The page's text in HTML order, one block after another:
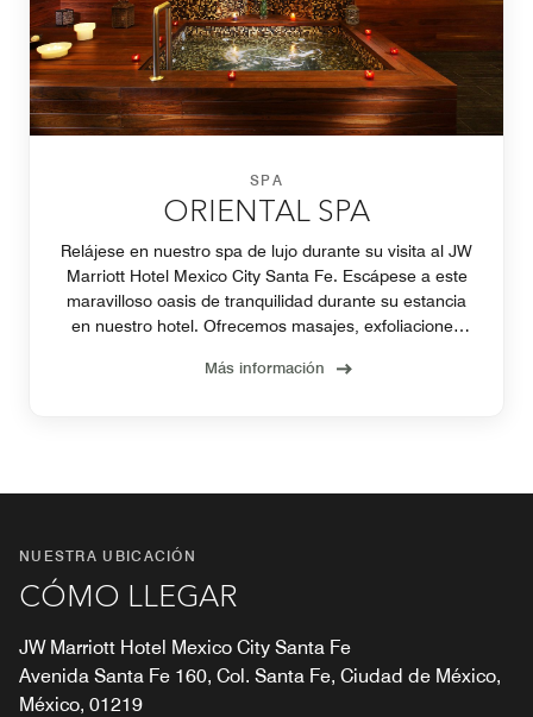
SPA
ORIENTAL SPA
Relájese en nuestro spa de lujo durante su visita al JW
Marriott Hotel Mexico City Santa Fe. Escápese a este
maravilloso oasis de tranquilidad durante su estancia
en nuestro hotel. Ofrecemos masajes, exfoliaciones
Más información
NUESTRA UBICACIÓN
CÓMO LLEGAR
JW Marriott Hotel Mexico City Santa Fe
Avenida Santa Fe 160, Col. Santa Fe, Ciudad de México,
México, 01219